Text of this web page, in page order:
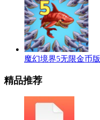
魔幻境界5无限金币版
精品推荐